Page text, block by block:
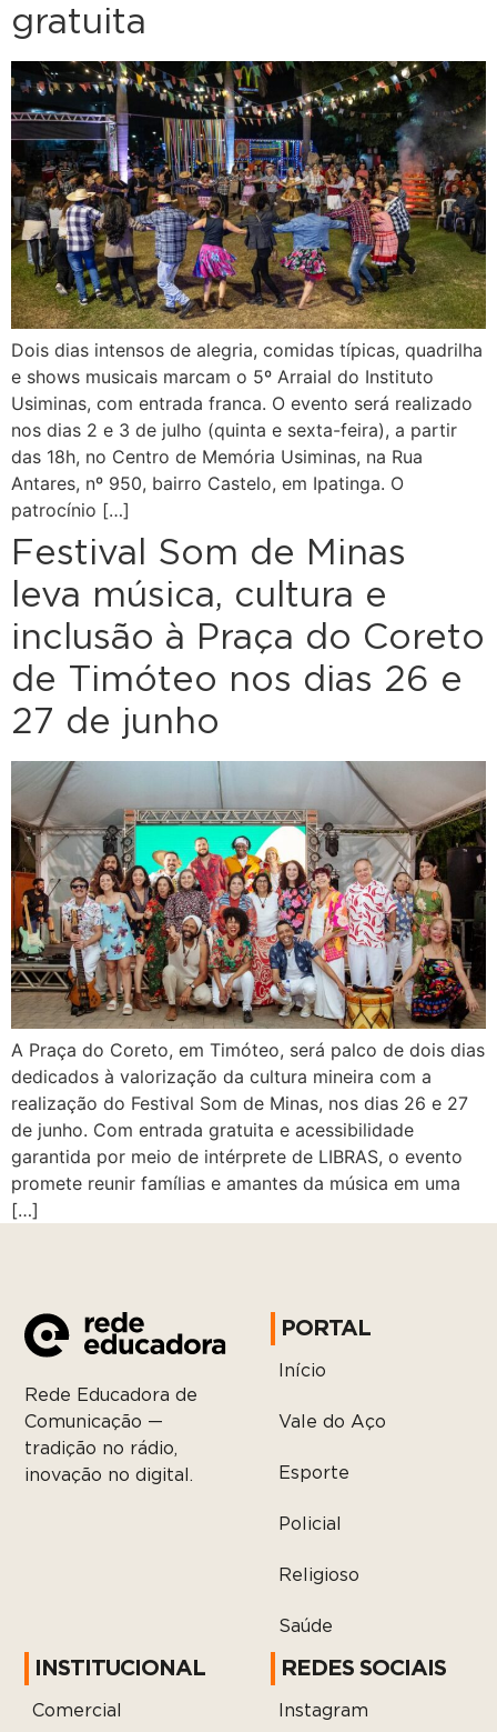
gratuita
Dois dias intensos de alegria, comidas típicas, quadrilha
e shows musicais marcam o 5º Arraial do Instituto
Usiminas, com entrada franca. O evento será realizado
nos dias 2 e 3 de julho (quinta e sexta-feira), a partir
das 18h, no Centro de Memória Usiminas, na Rua
Antares, nº 950, bairro Castelo, em Ipatinga. O
patrocínio […]
Festival Som de Minas
leva música, cultura e
inclusão à Praça do Coreto
de Timóteo nos dias 26 e
27 de junho
A Praça do Coreto, em Timóteo, será palco de dois dias
dedicados à valorização da cultura mineira com a
realização do Festival Som de Minas, nos dias 26 e 27
de junho. Com entrada gratuita e acessibilidade
garantida por meio de intérprete de LIBRAS, o evento
promete reunir famílias e amantes da música em uma
[…]
Rede Educadora de
Comunicação —
tradição no rádio,
inovação no digital.
PORTAL
Início
Vale do Aço
Esporte
Policial
Religioso
Saúde
INSTITUCIONAL
Comercial
REDES SOCIAIS
Instagram